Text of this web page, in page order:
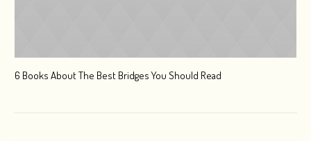
6 Books About The Best Bridges You Should Read